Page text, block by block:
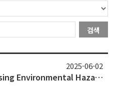
검색
제178차 BK콜로키움 : Assessing Environmental Hazards and Landscape Resilience through Satellite Imagery(Suwan Shen/하와이대 박사)
2025-06-02